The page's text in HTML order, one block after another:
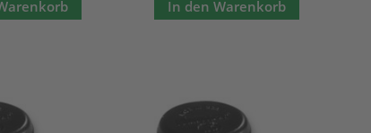
In den Warenkorb